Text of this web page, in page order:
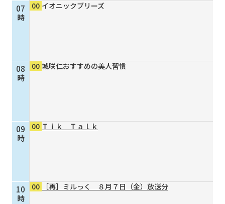
個人情報保護に関する基
本方針
サイトマップ
07
時
08
時
09
時
10
時
00 イオニックブリーズ
00 城咲仁おすすめの美人習慣
00 Ｔｉｋ Ｔａｌｋ
00 ［再］ミルっく ８月７日（金）放送分